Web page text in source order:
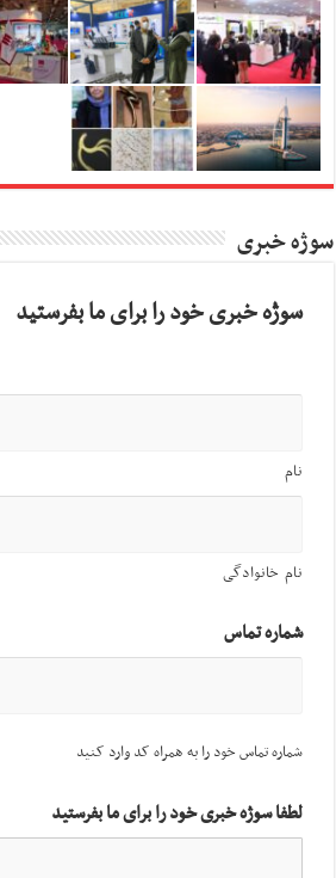
سوژه خبری
سوژه خبری خود را برای ما بفرستید
نام
نام خانوادگی
شماره تماس
شماره تماس خود را به همراه کد وارد کنید
لطفا سوژه خبری خود را برای ما بفرستید